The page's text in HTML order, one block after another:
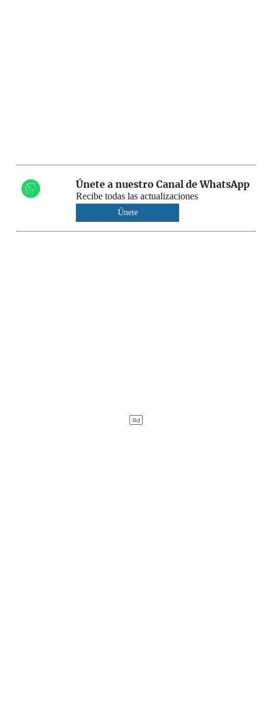
Únete a nuestro Canal de WhatsApp
Recibe todas las actualizaciones
Únete